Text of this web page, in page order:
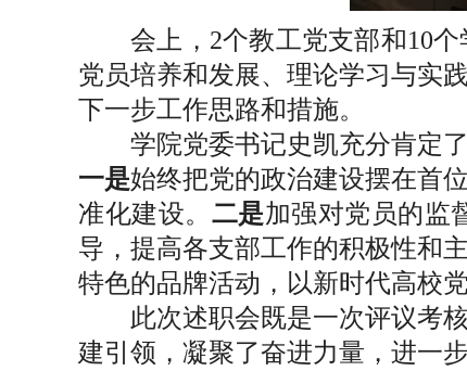
会上，2个教工党支部和10
党员培养和发展、理论学习与实
下一步工作思路和措施。
学院党委书记史凯充分肯定
一是始终把党的政治建设摆在首
准化建设。 二是加强对党员的监
导，提高各支部工作的积极性和主
特色的品牌活动，以新时代高校
此次述职会既是一次评议考
建引领，凝聚了奋进力量，进一